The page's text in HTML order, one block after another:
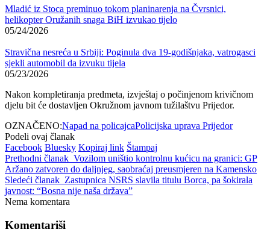
Mladić iz Stoca preminuo tokom planinarenja na Čvrsnici,
helikopter Oružanih snaga BiH izvukao tijelo
05/24/2026
Stravična nesreća u Srbiji: Poginula dva 19-godišnjaka, vatrogasci
sjekli automobil da izvuku tijela
05/23/2026
Nakon kompletiranja predmeta, izvještaj o počinjenom krivičnom
djelu bit će dostavljen Okružnom javnom tužilaštvu Prijedor.
OZNAČENO:Napad na policajcaPolicijska uprava Prijedor
Podeli ovaj članak
Facebook Bluesky Kopiraj link Štampaj
Prethodni članak Vozilom uništio kontrolnu kućicu na granici: GP
Aržano zatvoren do daljnjeg, saobraćaj preusmjeren na Kamensko
Sledeći članak Zastupnica NSRS slavila titulu Borca, pa šokirala
javnost: “Bosna nije naša država”
Nema komentara
Komentariši